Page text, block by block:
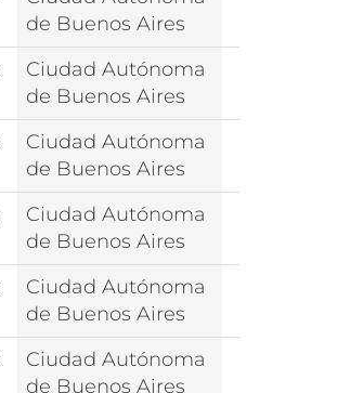
de Buenos Aires
Ciudad Autónoma
de Buenos Aires
Ciudad Autónoma
de Buenos Aires
Ciudad Autónoma
de Buenos Aires
Ciudad Autónoma
de Buenos Aires
Ciudad Autónoma
de Buenos Aires